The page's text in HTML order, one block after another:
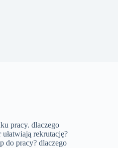
pracy. dlaczego
rekrutację?
do pracy? dlaczego